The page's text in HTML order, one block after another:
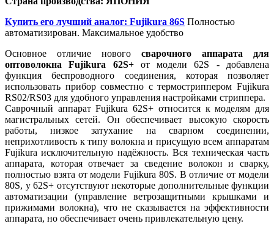
Купить его лучший аналог: Fujikura 86S Полностью
автоматизирован. Максимальное удобство
Основное отличие нового сварочного аппарата для
оптоволокна Fujikura 62S+от модели 62S - добавлена
функция беспроводного соединения, которая позволяет
использовать прибор совместно с термостриппером Fujikura
RS02/RS03 для удобного управления настройками стриппера.
Саврочный аппарат Fujikura 62S+ относится к моделям для
магистральных сетей. Он обеспечивает высокую скорость
работы, низкое затухание на сварном соединении,
неприхотливость к типу волокна и присущую всем аппаратам
Fujikura исключительную надёжность. Вся техническая часть
аппарата, которая отвечает за сведение волокон и сварку,
полностью взята от модели Fujikura 80S. В отличие от модели
80S, у 62S+ отсутствуют некоторые дополнительные функции
автоматизации (управление ветрозащитными крышками и
прижимами волокна), что не сказывается на эффективности
аппарата, но обеспечивает очень привлекательную цену.